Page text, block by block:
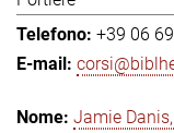
+39 06
Jamie